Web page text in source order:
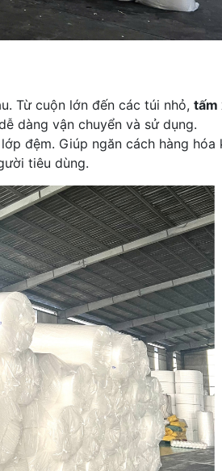
Từ cuộn lớn đến các túi nhỏ, tấm
dàng vận chuyển và sử dụng.
đệm. Giúp ngăn cách hàng
tiêu dùng.